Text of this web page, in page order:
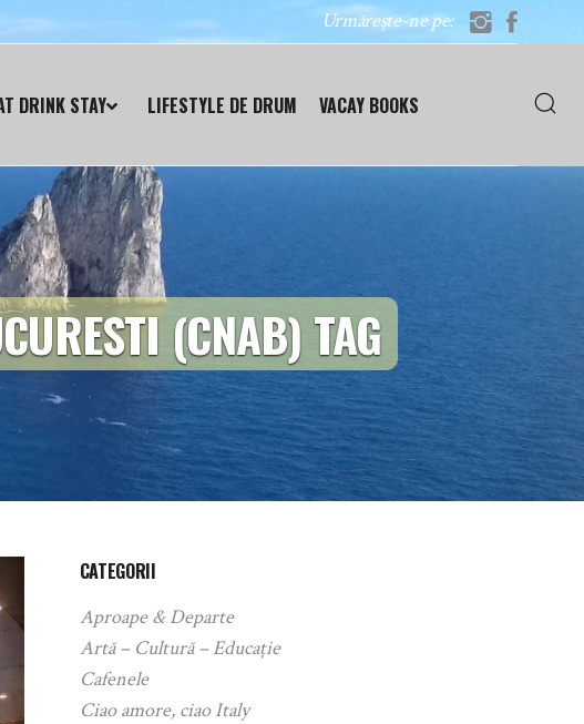
Urmărește-ne pe:
DRINK STAY LIFESTYLE DE DRUM VACAY BOOKS
(CNAB) TAG
CATEGORII
Aproape & Departe
Artă – Cultură – Educație
Cafenele
Ciao amore, ciao Italy